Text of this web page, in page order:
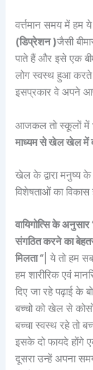
वर्त्तमान समय में
(डिप्रेशन )जैसी
पाते हैं और इसे एक
लोग स्वस्थ हुआ
इसप्रकार वे अपने
आजकल तो स्कूलों में
माध्यम से खेल खेल में
खेल के द्वारा मनुष्य के
विशेषताओं का विकास
वायिगोत्सि के
संगठित करने का बेहतर
मिलता “ | ये तो हम
हम शारीरिक एवं
दिए जा रहे पढ़ाई के
बच्चो को खेल से कोसो
बच्चा स्वस्थ रहे तो
इसके दो फायदे होंगे
दूसरा उन्हें अपना